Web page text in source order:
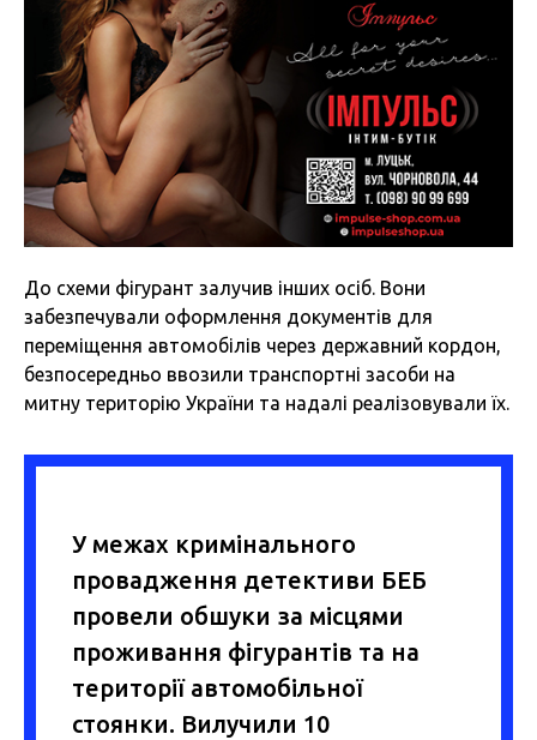
До схеми фігурант залучив інших осіб. Вони
забезпечували оформлення документів для
переміщення автомобілів через державний кордон,
безпосередньо ввозили транспортні засоби на
митну територію України та надалі реалізовували їх.
У межах кримінального
провадження детективи БЕБ
провели обшуки за місцями
проживання фігурантів та на
території автомобільної
стоянки. Вилучили 10